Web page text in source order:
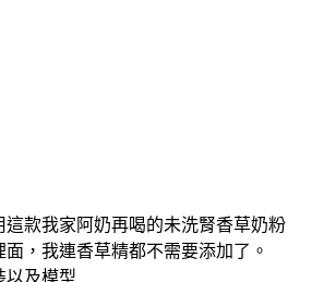
這款我家阿奶再喝的未洗腎香草奶粉
，我連香草精都不需要添加了。
以及模型